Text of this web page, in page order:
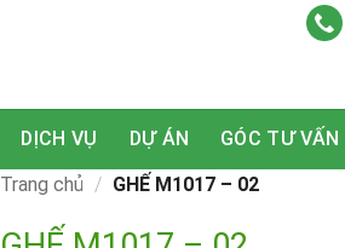
DỊCH VỤ DỰ ÁN GÓC TƯ VẤN
Trang chủ / GHẾ M1017 – 02